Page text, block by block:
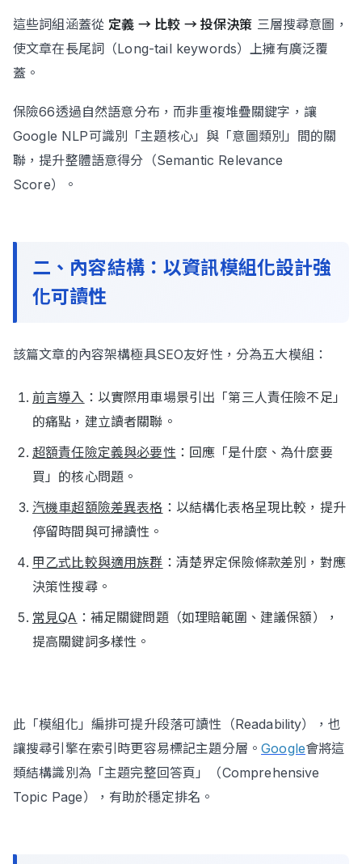
這些詞組涵蓋從 定義 → 比較 → 投保決策 三層搜尋意圖，
使文章在長尾詞（Long-tail keywords）上擁有廣泛覆
蓋。
保險66透過自然語意分布，而非重複堆疊關鍵字，讓
Google NLP可識別「主題核心」與「意圖類別」間的關
聯，提升整體語意得分（Semantic Relevance
Score）。
二、內容結構：以資訊模組化設計強
化可讀性
該篇文章的內容架構極具SEO友好性，分為五大模組：
前言導入 ：以實際用車場景引出「第三人責任險不足」
的痛點，建立讀者關聯。
超額責任險定義與必要性 ：回應「是什麼、為什麼要
買」的核心問題。
汽機車超額險差異表格 ：以結構化表格呈現比較，提升
停留時間與可掃讀性。
甲乙式比較與適用族群 ：清楚界定保險條款差別，對應
決策性搜尋。
常見QA ：補足關鍵問題（如理賠範圍、建議保額），
提高關鍵詞多樣性。
此「模組化」編排可提升段落可讀性（Readability），也
讓搜尋引擎在索引時更容易標記主題分層。Google會將這
類結構識別為「主題完整回答頁」（Comprehensive
Topic Page），有助於穩定排名。